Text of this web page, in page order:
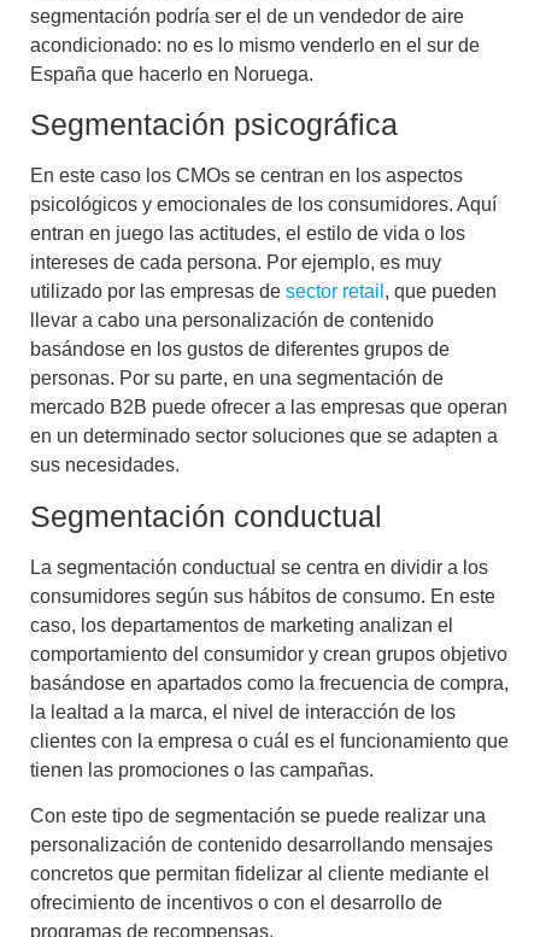
segmentación podría ser el de un vendedor de aire
acondicionado: no es lo mismo venderlo en el sur de
España que hacerlo en Noruega.
Segmentación psicográfica
En este caso los CMOs se centran en los aspectos
psicológicos y emocionales de los consumidores. Aquí
entran en juego las actitudes, el estilo de vida o los
intereses de cada persona. Por ejemplo, es muy
utilizado por las empresas de sector retail , que pueden
llevar a cabo una personalización de contenido
basándose en los gustos de diferentes grupos de
personas. Por su parte, en una segmentación de
mercado B2B puede ofrecer a las empresas que operan
en un determinado sector soluciones que se adapten a
sus necesidades.
Segmentación conductual
La segmentación conductual se centra en dividir a los
consumidores según sus hábitos de consumo. En este
caso, los departamentos de marketing analizan el
comportamiento del consumidor y crean grupos objetivo
basándose en apartados como la frecuencia de compra,
la lealtad a la marca, el nivel de interacción de los
clientes con la empresa o cuál es el funcionamiento que
tienen las promociones o las campañas.
Con este tipo de segmentación se puede realizar una
personalización de contenido desarrollando mensajes
concretos que permitan fidelizar al cliente mediante el
ofrecimiento de incentivos o con el desarrollo de
programas de recompensas.